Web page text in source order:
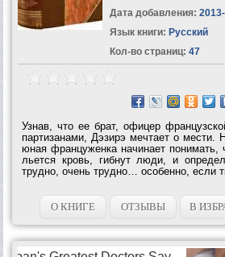
Дата добавления:
Язык книги: Русский
Кол-во страниц: 47
Узнав, что ее брат, офицер
партизанами, Дэзирэ мечтает о мести.
юная француженка начинает понимать,
льется кровь, гибнут люди, и
трудно, очень трудно… особенно, если
О КНИГЕ ОТЗЫВЫ В